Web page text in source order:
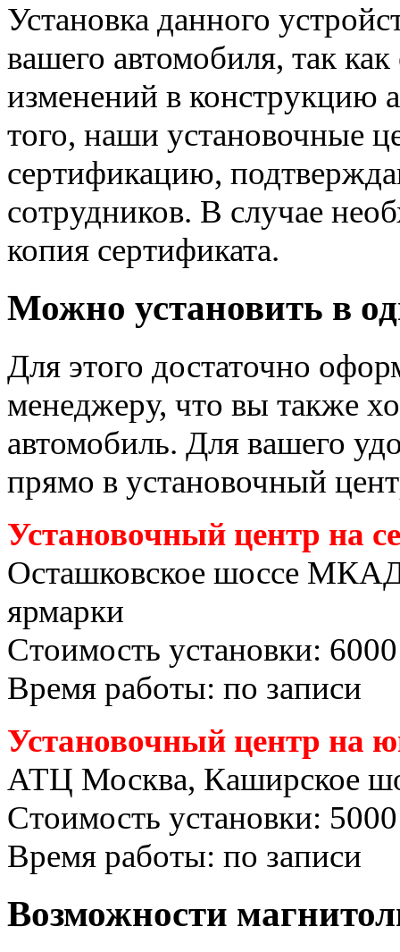
Установка данного
вашего автомобиля, так
изменений в конструкцию
того, наши установочные
сертификацию,
сотрудников. В случае
копия сертификата.
Можно установить в
Для этого достаточно
менеджеру, что вы также
автомобиль. Для вашего
прямо в установочный
Установочный центр на
Осташковское шоссе
ярмарки
Стоимость установки:
Время работы: по записи
Установочный центр на
АТЦ Москва, Каширское
Стоимость установки:
Время работы: по записи
Возможности